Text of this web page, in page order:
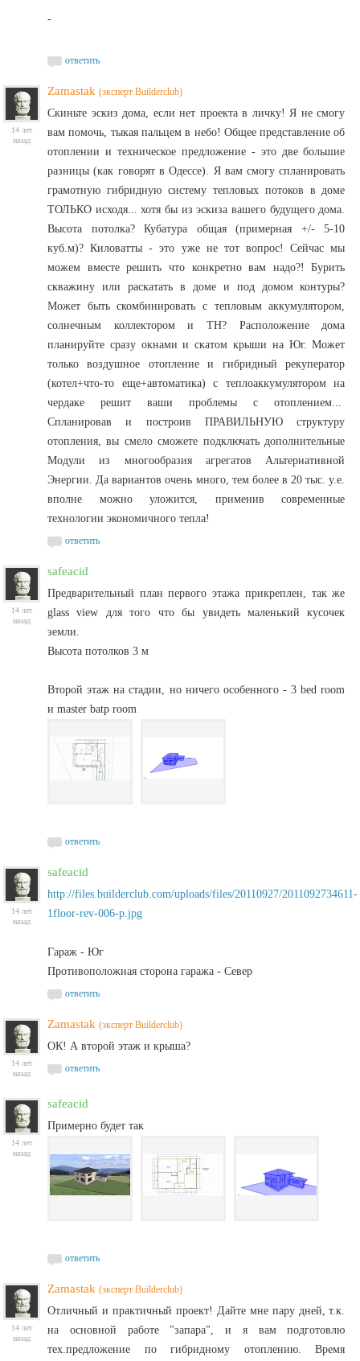
-
ответить
14 лет
назад
Zamastak (эксперт Builderclub)
Скиньте эскиз дома, если нет проекта в личку! Я не смогу
вам помочь, тыкая пальцем в небо! Общее представление об
отоплении и техническое предложение - это две большие
разницы (как говорят в Одессе). Я вам смогу спланировать
грамотную гибридную систему тепловых потоков в доме
ТОЛЬКО исходя... хотя бы из эскиза вашего будущего дома.
Высота потолка? Кубатура общая (примерная +/- 5-10
куб.м)? Киловатты - это уже не тот вопрос! Сейчас мы
можем вместе решить что конкретно вам надо?! Бурить
скважину или раскатать в доме и под домом контуры?
Может быть скомбинировать с тепловым аккумулятором,
солнечным коллектором и ТН? Расположение дома
планируйте сразу окнами и скатом крыши на Юг. Может
только воздушное отопление и гибридный рекуператор
(котел+что-то еще+автоматика) с теплоаккумулятором на
чердаке решит ваши проблемы с отоплением...
Спланировав и построив ПРАВИЛЬНУЮ структуру
отопления, вы смело сможете подключать дополнительные
Модули из многообразия агрегатов Альтернативной
Энергии. Да вариантов очень много, тем более в 20 тыс. у.е.
вполне можно уложится, применив современные
технологии экономичного тепла!
ответить
14 лет
назад
safeacid
Предварительный план первого этажа прикреплен, так же
glass view для того что бы увидеть маленький кусочек
земли.
Высота потолков 3 м
Второй этаж на стадии, но ничего особенного - 3 bed room
и master batр room
ответить
14 лет
назад
safeacid
http://files.builderclub.com/uploads/files/20110927/2011092734611-
1floor-rev-006-p.jpg
Гараж - Юг
Противоположная сторона гаража - Север
ответить
14 лет
назад
Zamastak (эксперт Builderclub)
ОК! А второй этаж и крыша?
ответить
14 лет
назад
safeacid
Примерно будет так
ответить
14 лет
назад
Zamastak (эксперт Builderclub)
Отличный и практичный проект! Дайте мне пару дней, т.к.
на основной работе "запара", и я вам подготовлю
тех.предложение по гибридному отоплению. Время